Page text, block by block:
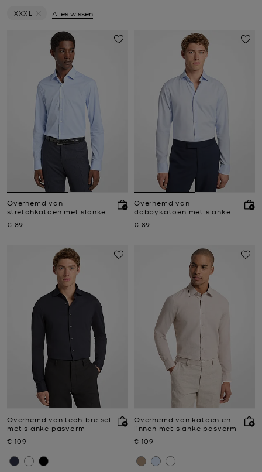
XXXL
Alles wissen
Overhemd van
stretchkatoen met slanke
Nu
€ 89
Overhemd van
dobbykatoen met slanke
Nu
€ 89
Overhemd van tech-breisel
met slanke pasvorm
Nu
€ 109
Overhemd van katoen en
linnen met slanke pasvorm
Nu
€ 109